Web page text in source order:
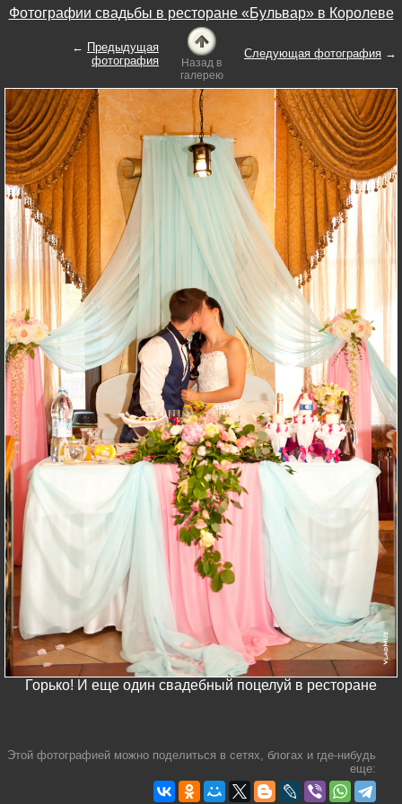
Фотографии свадьбы в ресторане «Бульвар» в Королеве
← Предыдущая
фотография
Назад в
галерею
Следующая фотография →
Горько! И еще один свадебный поцелуй в ресторане
Этой фотографией можно поделиться в сетях, блогах и где-нибудь
еще: